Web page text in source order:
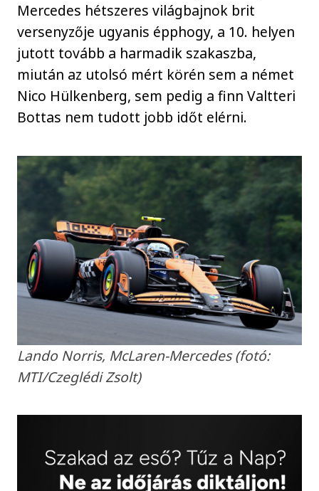
Mercedes hétszeres világbajnok brit
versenyzője ugyanis épphogy, a 10. helyen
jutott tovább a harmadik szakaszba,
miután az utolsó mért körén sem a német
Nico Hülkenberg, sem pedig a finn Valtteri
Bottas nem tudott jobb időt elérni.
Lando Norris, McLaren-Mercedes (fotó:
MTI/Czeglédi Zsolt)